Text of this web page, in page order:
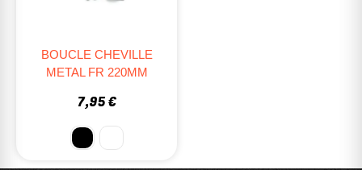
BOUCLE CHEVILLE
METAL FR 220MM
7,95 €